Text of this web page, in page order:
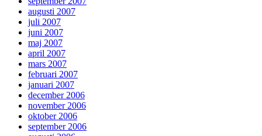
augusti 2007
juli 2007
juni 2007
maj 2007
april 2007
mars 2007
februari 2007
januari 2007
december 2006
november 2006
oktober 2006
september 2006